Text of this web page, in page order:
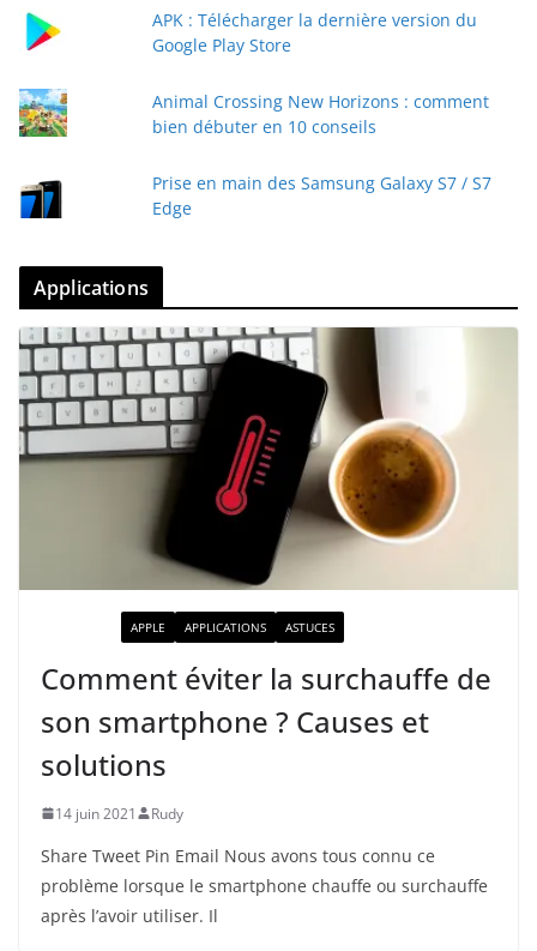
APK : Télécharger la dernière version du
Google Play Store
Animal Crossing New Horizons : comment
bien débuter en 10 conseils
Prise en main des Samsung Galaxy S7 / S7
Edge
Applications
APPLE APPLICATIONS ASTUCES
Comment éviter la surchauffe de
son smartphone ? Causes et
solutions
14 juin 2021 Rudy
Share Tweet Pin Email Nous avons tous connu ce
problème lorsque le smartphone chauffe ou surchauffe
après l’avoir utiliser. Il